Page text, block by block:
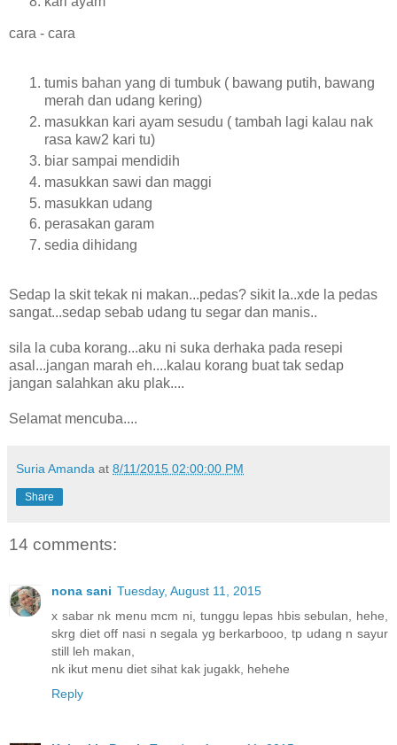
cara - cara
tumis bahan yang di tumbuk ( bawang putih, bawang
merah dan udang kering)
masukkan kari ayam sesudu ( tambah lagi kalau nak
rasa kaw2 kari tu)
biar sampai mendidih
masukkan sawi dan maggi
masukkan udang
perasakan garam
sedia dihidang
Sedap la skit tekak ni makan...pedas? sikit la..xde la pedas
sangat...sedap sebab udang tu segar dan manis..
sila la cuba korang...aku ni suka derhaka pada resepi
asal...jangan marah eh....kalau korang buat tak sedap
jangan salahkan aku plak....
Selamat mencuba....
Suria Amanda at 8/11/2015 02:00:00 PM
Share
14 comments:
nona sani Tuesday, August 11, 2015
x sabar nk menu mcm ni, tunggu lepas hbis sebulan, hehe,
skrg diet off nasi n segala yg berkarbooo, tp udang n sayur
still leh makan,
nk ikut menu diet sihat kak jugakk, hehehe
Reply